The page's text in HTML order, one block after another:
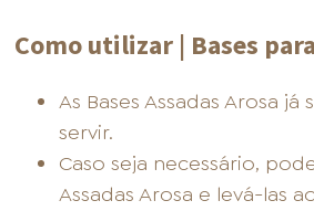
Como utilizar | Bases
As Bases Assadas Arosa
servir.
Caso seja necessário,
Assadas Arosa e levá-las